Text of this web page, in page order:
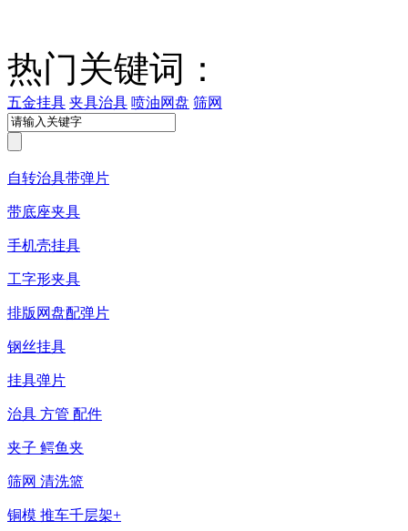
热门关键词：
五金挂具 夹具治具 喷油网盘 筛网
自转治具带弹片
带底座夹具
手机壳挂具
工字形夹具
排版网盘配弹片
钢丝挂具
挂具弹片
治具 方管 配件
夹子 鳄鱼夹
筛网 清洗篮
铜模 推车千层架+